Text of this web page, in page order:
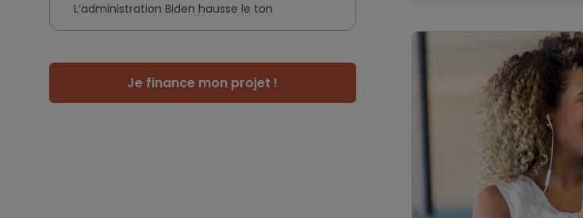
L’administration Biden hausse le ton
Je finance mon projet !